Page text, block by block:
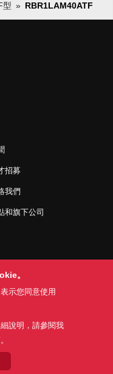
型 RBR1LAM40ATF
招募
我們
和旗下公司
政策
款(PDF)
。
示您同意使用
說明，請參閱我